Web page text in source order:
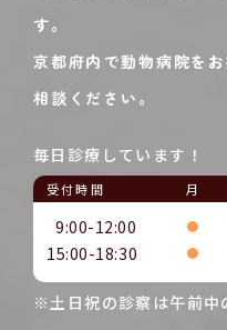
す。
京都府内で動物病院を
相談ください。
毎日診療しています！
受付時間 月
9:00-12:00 ●
15:00-18:30 ●
※土日祝の診察は午前中